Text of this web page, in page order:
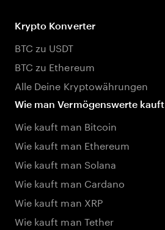
Krypto Konverter
BTC zu USDT
BTC zu Ethereum
Alle Deine Kryptowährungen
Wie man Vermögenswerte kauft
Wie kauft man Bitcoin
Wie kauft man Ethereum
Wie kauft man Solana
Wie kauft man Cardano
Wie kauft man XRP
Wie kauft man Tether